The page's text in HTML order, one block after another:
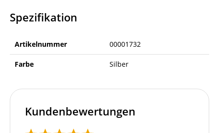
Spezifikation
Artikelnummer 00001732
Farbe Silber
Kundenbewertungen